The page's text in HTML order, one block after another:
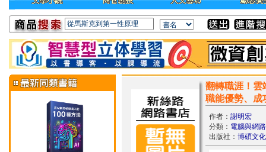
翻轉職涯！雲
職能優勢、成
作者： 謝明宏
分類： 電腦與網路
出版社： 博碩文化